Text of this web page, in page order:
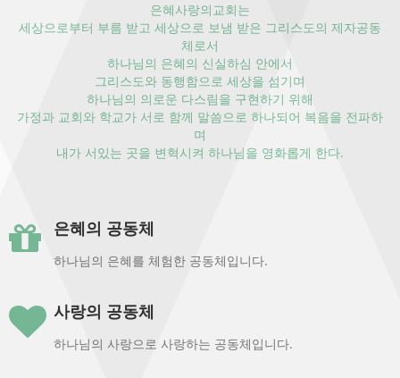
은혜사랑의교회는
세상으로부터 부름 받고 세상으로 보냄 받은 그리스도의 제자공동
체로서
하나님의 은혜의 신실하심 안에서
그리스도와 동행함으로 세상을 섬기며
하나님의 의로운 다스림을 구현하기 위해
가정과 교회와 학교가 서로 함께 말씀으로 하나되어 복음을 전파하
며
내가 서있는 곳을 변혁시켜 하나님을 영화롭게 한다.
은혜의 공동체
하나님의 은혜를 체험한 공동체입니다.
사랑의 공동체
하나님의 사랑으로 사랑하는 공동체입니다.